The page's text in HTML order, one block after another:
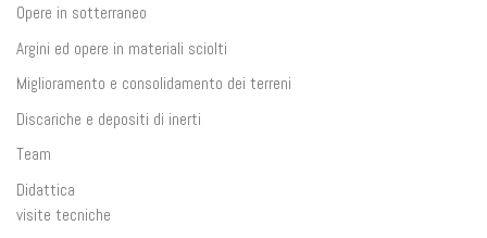
Opere in sotterraneo
Argini ed opere in materiali sciolti
Miglioramento e consolidamento dei terreni
Discariche e depositi di inerti
Team
Didattica
visite tecniche